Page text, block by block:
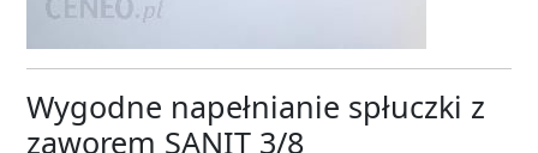
Wygodne napełnianie spłuczki z
zaworem SANIT 3/8